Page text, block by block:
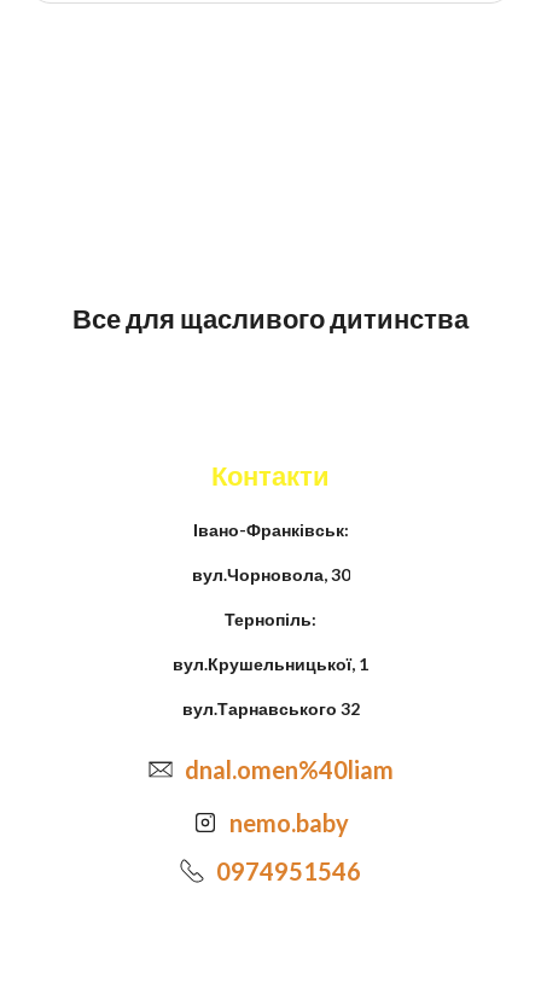
Все для щасливого дитинства
Контакти
Івано-Франківськ:
вул.Чорновола, 30
Тернопіль:
вул.Крушельницької, 1
вул.Тарнавського 32
dnal.omen%40liam
nemo.baby
0974951546